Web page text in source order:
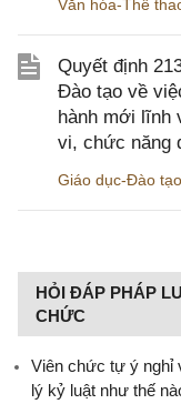
Văn hóa-Thể
Quyết định
Đào tạo về
hành mới lĩnh
vi, chức năng
Giáo dục-Đào
HỎI ĐÁP PHÁP
CHỨC
Viên chức tự ý nghỉ
lý kỷ luật như thế